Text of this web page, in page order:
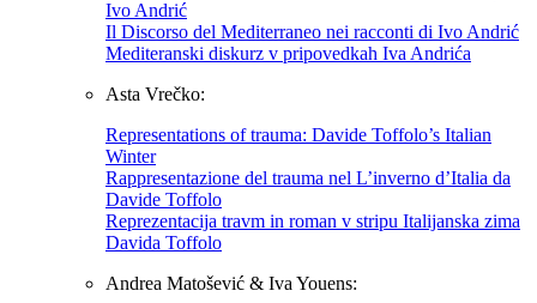
Ivo Andrić
Il Discorso del Mediterraneo nei racconti di Ivo Andrić
Mediteranski diskurz v pripovedkah Iva Andrića
Asta Vrečko:
Representations of trauma: Davide Toffolo’s Italian
Winter
Rappresentazione del trauma nel L’inverno d’Italia da
Davide Toffolo
Reprezentacija travm in roman v stripu Italijanska zima
Davida Toffolo
Andrea Matošević & Iva Youens: